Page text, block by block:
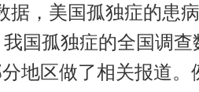
据，美国孤独症的患病
国孤独症的全国调查
地区做了相关报道。